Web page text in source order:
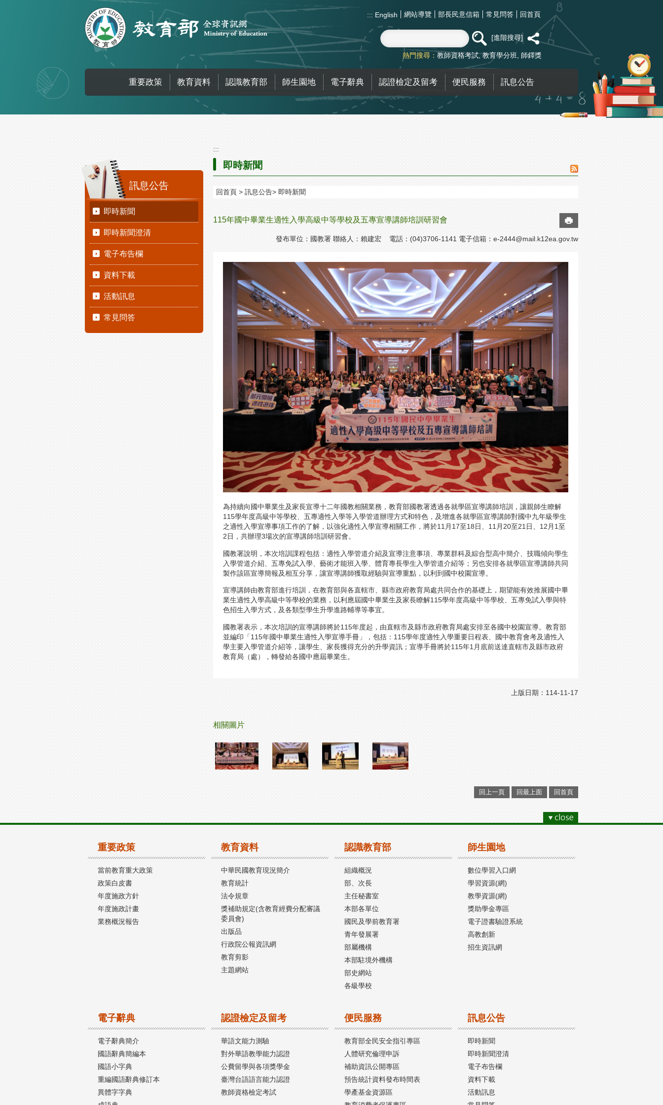
::: English 網站導覽 部長民意信箱 常見問答 回首頁
進階搜尋
熱門搜尋： 教師資格考試 教育學分班 師鐸獎
重要政策 教育資料 認識教育部 師生園地 電子辭典 認證檢定及留考 便民服務 訊息公告
:::
訊息公告
即時新聞
即時新聞澄清
電子布告欄
資料下載
活動訊息
常見問答
:::
即時新聞
回首頁 訊息公告 即時新聞
115年國中畢業生適性入學高級中等學校及五專宣導講師培訓研習會
發布單位：國教署 聯絡人：賴建宏 電話：(04)3706-1141 電子信箱： e-2444@mail.k12ea.gov.tw
為持續向國中畢業生及家長宣導十二年國教相關業務，教育部國教署透過各就學區宣導講師培訓，讓親師生瞭解
115學年度高級中等學校、五專適性入學等入學管道辦理方式和特色，及增進各就學區宣導講師對國中九年級學生
之適性入學宣導事項工作的了解，以強化適性入學宣導相關工作，將於11月17至18日、11月20至21日、12月1至
2日，共辦理3場次的宣導講師培訓研習會。
國教署說明，本次培訓課程包括：適性入學管道介紹及宣導注意事項、專業群科及綜合型高中簡介、技職傾向學生
入學管道介紹、五專免試入學、藝術才能班入學、體育專長學生入學管道介紹等；另也安排各就學區宣導講師共同
製作該區宣導簡報及相互分享，讓宣導講師獲取經驗與宣導重點，以利到國中校園宣導。
宣導講師由教育部進行培訓，在教育部與各直轄市、縣市政府教育局處共同合作的基礎上，期望能有效推展國中畢
業生適性入學高級中等學校的業務，以利應屆國中畢業生及家長瞭解115學年度高級中等學校、五專免試入學與特
色招生入學方式，及各類型學生升學進路輔導等事宜。
國教署表示，本次培訓的宣導講師將於115年度起，由直轄市及縣市政府教育局處安排至各國中校園宣導。教育部
並編印「115年國中畢業生適性入學宣導手冊」，包括：115學年度適性入學重要日程表、國中教育會考及適性入
學主要入學管道介紹等，讓學生、家長獲得充分的升學資訊；宣導手冊將於115年1月底前送達直轄市及縣市政府
教育局（處），轉發給各國中應屆畢業生。
上版日期：114-11-17
相關圖片
回上一頁 回最上面 回首頁
重要政策
當前教育重大政策
政策白皮書
年度施政方針
年度施政計畫
業務概況報告
教育資料
中華民國教育現況簡介
教育統計
法令規章
獎補助規定(含教育經費分配審議
委員會)
出版品
行政院公報資訊網
教育剪影
主題網站
認識教育部
組織概況
部、次長
主任秘書室
本部各單位
國民及學前教育署
青年發展署
部屬機構
本部駐境外機構
部史網站
各級學校
師生園地
數位學習入口網
學習資源(網)
教學資源(網)
獎助學金專區
電子證書驗證系統
高教創新
招生資訊網
電子辭典
電子辭典簡介
國語辭典簡編本
國語小字典
重編國語辭典修訂本
異體字字典
認證檢定及留考
華語文能力測驗
對外華語教學能力認證
公費留學與各項獎學金
臺灣台語語言能力認證
教師資格檢定考試
便民服務
教育部全民安全指引專區
人體研究倫理申訴
補助資訊公開專區
預告統計資料發布時間表
學產基金資源區
訊息公告
即時新聞
即時新聞澄清
電子布告欄
資料下載
活動訊息